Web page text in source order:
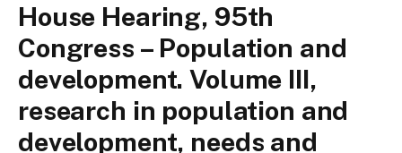
House Hearing, 95th
Congress – Population and
development. Volume III,
research in population and
development, needs and